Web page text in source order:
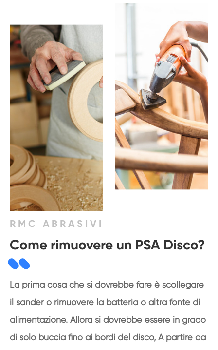
RMC ABRASIVI
Come rimuovere un PSA Disco?
La prima cosa che si dovrebbe fare è scollegare
il sander o rimuovere la batteria o altra fonte di
alimentazione. Allora si dovrebbe essere in grado
di solo buccia fino ai bordi del disco, A partire da